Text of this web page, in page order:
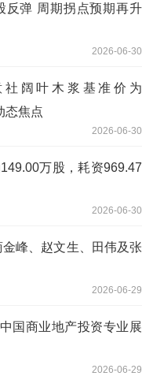
反弹 周期拐点预期再升
2026-06-30
阔叶木浆基准价为
态焦点
2026-06-30
万股，耗资969.47
2026-06-30
峰、赵文生、田伟及张
2026-06-29
国商业地产投资专业展
2026-06-29